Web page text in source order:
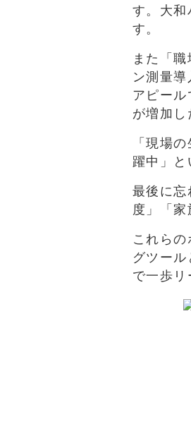
す。大和
す。
また「
ン測量
アピー
が増加し
「現場
躍中」
最後に忘
度」「
これら
グツー
で一歩リ